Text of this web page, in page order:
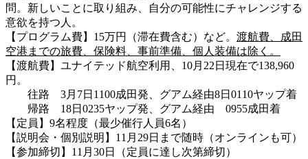
問。新しいことに取り組み、自分の可能性にチャレンジする
意欲を持つ人。
【プログラム費】15万円（滞在費含む）など。 渡航費、成田
空港までの旅費、保険料、事前準備、個人装備は除く。
【渡航費】ユナイテッド航空利用、10月22日現在で138,960
円。
往路 3月7日1100成田発、グアム経由8日0110ヤップ着
帰路 18日0235ヤップ発、グアム経由 0955成田着
【定員】9名程度（最少催行人員6名）
【説明会・個別説明】11月29日まで随時（オンラインも可）
【参加締切】11月30日（定員に達し次第締切）